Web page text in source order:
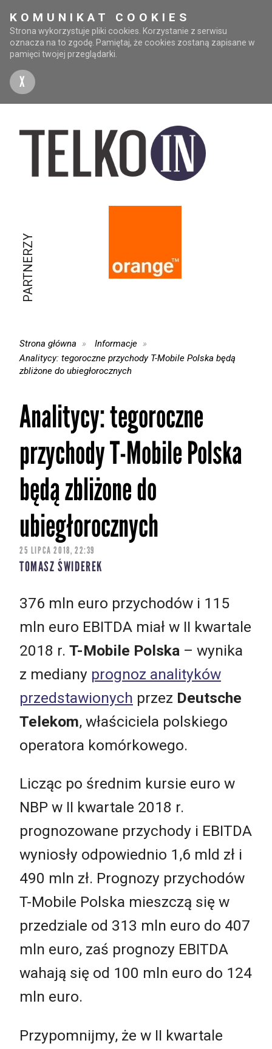
KOMUNIKAT COOKIES
Strona wykorzystuje pliki cookies. Korzystanie z serwisu
oznacza na to zgodę. Pamiętaj, że cookies zostaną zapisane w
pamięci twojej przeglądarki.
X
PARTNERZY
Strona główna
Informacje
Analitycy: tegoroczne przychody T-Mobile Polska będą
zbliżone do ubiegłorocznych
Analitycy: tegoroczne
przychody T-Mobile Polska
będą zbliżone do
ubiegłorocznych
25 LIPCA 2018, 22:39
TOMASZ ŚWIDEREK
376 mln euro przychodów i 115
mln euro EBITDA miał w II kwartale
2018 r. T-Mobile Polska – wynika
z mediany prognoz analityków
przedstawionych przez Deutsche
Telekom, właściciela polskiego
operatora komórkowego.
Licząc po średnim kursie euro w
NBP w II kwartale 2018 r.
prognozowane przychody i EBITDA
wyniosły odpowiednio 1,6 mld zł i
490 mln zł. Prognozy przychodów
T-Mobile Polska mieszczą się w
przedziale od 313 mln euro do 407
mln euro, zaś prognozy EBITDA
wahają się od 100 mln euro do 124
mln euro.
Przypomnijmy, że w II kwartale